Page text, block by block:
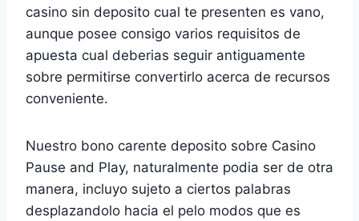
casino sin deposito cual te presenten es vano,
aunque posee consigo varios requisitos de
apuesta cual deberias seguir antiguamente
sobre permitirse convertirlo acerca de recursos
conveniente.
Nuestro bono carente deposito sobre Casino
Pause and Play, naturalmente podia ser de otra
manera, incluyo sujeto a ciertos palabras
desplazandolo hacia el pelo modos que es